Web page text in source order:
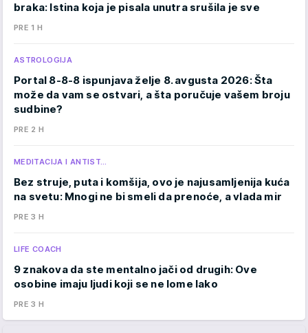
braka: Istina koja je pisala unutra srušila je sve
PRE 1 H
ASTROLOGIJA
Portal 8-8-8 ispunjava želje 8. avgusta 2026: Šta
može da vam se ostvari, a šta poručuje vašem broju
sudbine?
PRE 2 H
MEDITACIJA I ANTIST…
Bez struje, puta i komšija, ovo je najusamljenija kuća
na svetu: Mnogi ne bi smeli da prenoće, a vlada mir
PRE 3 H
LIFE COACH
9 znakova da ste mentalno jači od drugih: Ove
osobine imaju ljudi koji se ne lome lako
PRE 3 H